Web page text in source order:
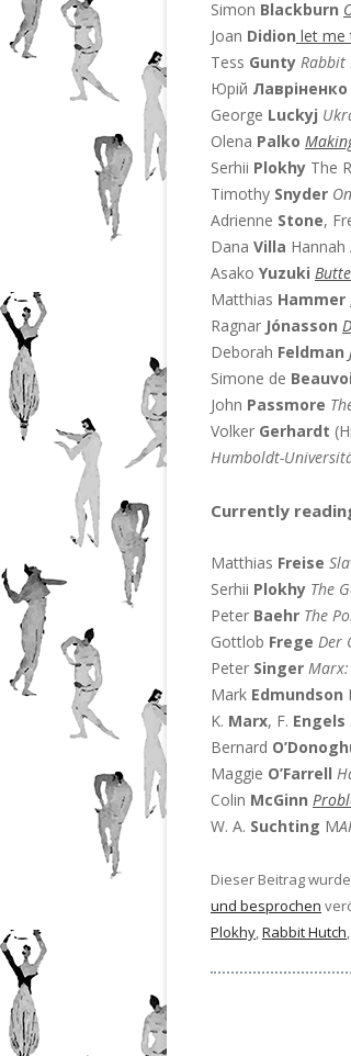
Simon Blackburn
Joan Didion let me
Tess Gunty Rabbit
Юрій Лавріненко
George Luckyj
Olena Palko
Serhii Plokhy The
Timothy Snyder
Adrienne Stone,
Dana Villa
Asako Yuzuki
Matthias Hammer
Ragnar Jónasson
Deborah Feldman
Simone de
John Passmore
Volker Gerhardt
Humboldt-
Currently
Matthias Freise
Serhii Plokhy The
Peter Baehr The
Gottlob Frege Der
Peter Singer
Mark Edmundson
K. Marx, F. Engels
Bernard
Maggie O’Farrell
Colin McGinn
W. A. Suchting M
Dieser Beitrag
und besprochen
Plokhy,Rabbit Hutch,